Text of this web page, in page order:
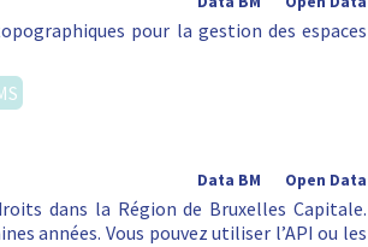
pour la gestion des espaces
Open Data
Data BM
dans la Région de Bruxelles Capitale.
années. Vous pouvez utiliser l’API ou les